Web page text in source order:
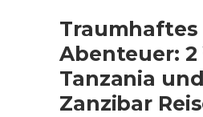
Traumhaftes
Abenteuer: 2
Tanzania und
Zanzibar